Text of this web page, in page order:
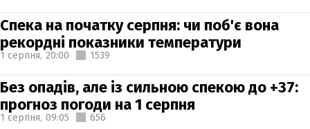
Спека на початку серпня: чи поб'є вона
рекордні показники температури
1 серпня, 20:00 1539
Без опадів, але із сильною спекою до +37:
прогноз погоди на 1 серпня
1 серпня, 09:05 656